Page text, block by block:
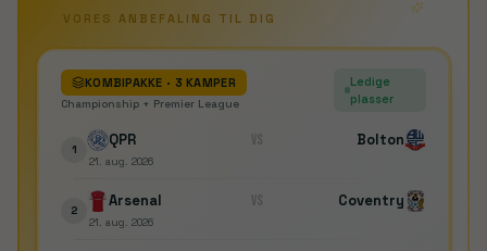
VORES ANBEFALING TIL DIG
KOMBIPAKKE · 3 KAMPER
Championship + Premier League
Ledige
plasser
1
QPR VS Bolton
21. aug. 2026
2
Arsenal VS Coventry
21. aug. 2026